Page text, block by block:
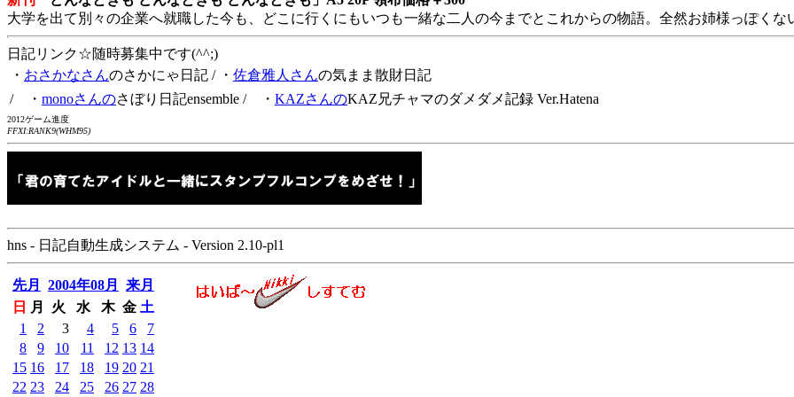
大学を出て別々の企業へ就職した今も、どこに行くにもいつも一緒な二人の今までとこれからの物語。全然お姉様っぽくな
日記リンク☆随時募集中です(^^;)
・ おさかなさんのさかにゃ日記 / ・ 佐倉雅人さんの気まま散財日記
/ ・ monoさんのさぼり日記ensemble / ・ KAZさんのKAZ兄チャマのダメダメ記録 Ver.Hatena
2012ゲーム進度
FFXI:RANK9(WHM95)
hns - 日記自動生成システム - Version 2.10-pl1
先月 2004年08月
来月
日
月 火 水 木 金 土
1
2 3 4 5 6
7
8
9 10 11 12 13 14
15 16 17 18 19 20 21
22 23 24 25 26 27 28